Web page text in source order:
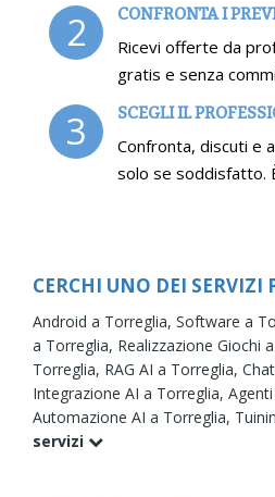
2 CONFRONTA I
Ricevi offerte da
gratis e senza
3 SCEGLI IL
Confronta, discuti e
solo se soddisfatto.
CERCHI UNO DEI SERVIZI
Android a Torreglia, Software a
a Torreglia, Realizzazione Giochi
Torreglia, RAG AI a Torreglia,
Integrazione AI a Torreglia,
Automazione AI a Torreglia,
servizi